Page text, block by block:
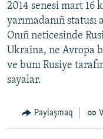
2014 senesi mart 16
yarımadanıñ
Onıñ neticesinde
Ukraina, ne Avropa
ve bunı Rusiye
sayalar.
Paylaşmaq